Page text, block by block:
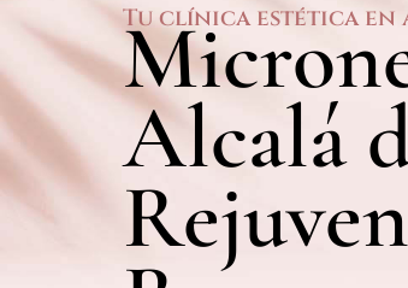
Tu clínica estética en
Alcalá